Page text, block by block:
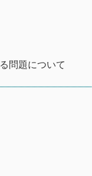
問題について